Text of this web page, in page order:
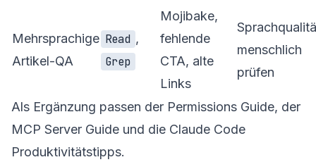
Mehrsprachige
Artikel-QA
Read ,
Grep
Mojibake,
fehlende
CTA, alte
Links
menschlich
prüfen
Als Ergänzung passen der Permissions Guide, der
MCP Server Guide und die Claude Code
Produktivitätstipps.